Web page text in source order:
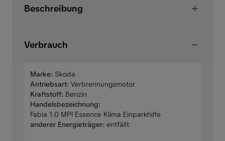
Beschreibung
Verbrauch
Marke: Skoda
Antriebsart: Verbrennungsmotor
Kraftstoff: Benzin
Handelsbezeichnung:
Fabia 1.0 MPI Essence Klima Einparkhilfe
anderer Energieträger: entfällt